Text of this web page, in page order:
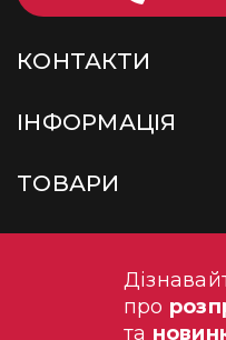
КОНТАКТИ
ІНФОРМАЦІЯ
ТОВАРИ
про
та